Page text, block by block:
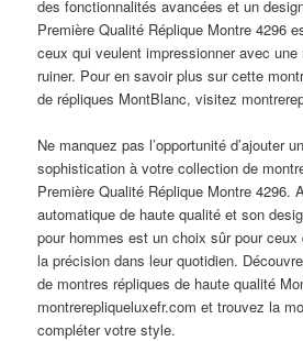
des fonctionnalités avancées et un
Première Qualité Réplique Montre 4296
ceux qui veulent impressionner avec
ruiner. Pour en savoir plus sur cette
de répliques MontBlanc, visitez
Ne manquez pas l’opportunité d’ajouter
sophistication à votre collection de
Première Qualité Réplique Montre 4296.
automatique de haute qualité et son
pour hommes est un choix sûr pour
la précision dans leur quotidien.
de montres répliques de haute qualité
montrerepliqueluxefr.com et trouvez la
compléter votre style.